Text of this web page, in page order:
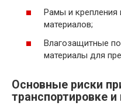
Рамы и
материалов;
Влагозащитные
материалы для
Основные риски
транспортировке